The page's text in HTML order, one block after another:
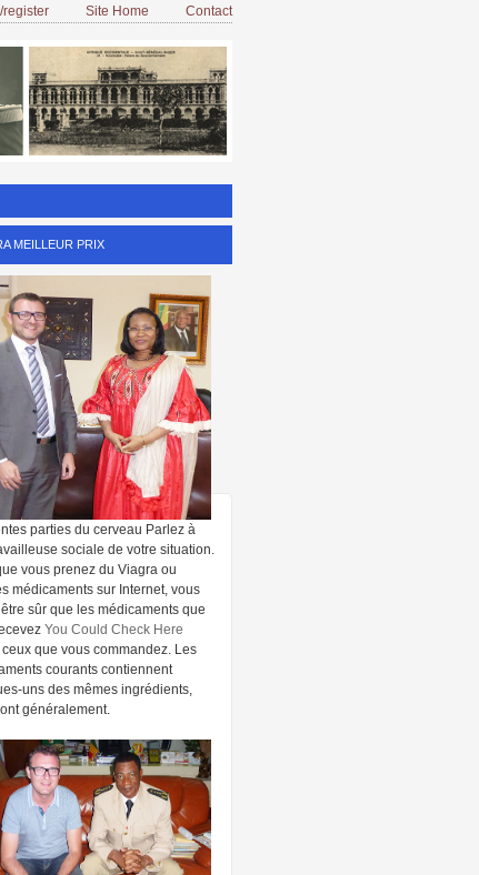
register Site Home Contact
MEILLEUR PRIX
parties du cerveau Parlez à
sociale de votre situation.
vous prenez du Viagra ou
médicaments sur Internet, vous
sûr que les médicaments que
You Could Check Here
que vous commandez. Les
courants contiennent
uns des mêmes ingrédients,
généralement.